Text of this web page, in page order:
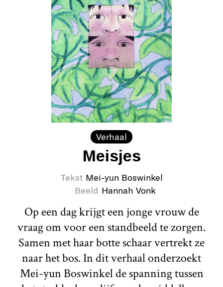
Verhaal
Meisjes
Tekst Mei-yun Boswinkel
Beeld Hannah Vonk
Op een dag krijgt een jonge vrouw de
vraag om voor een standbeeld te zorgen.
Samen met haar botte schaar vertrekt ze
naar het bos. In dit verhaal onderzoekt
Mei-yun Boswinkel de spanning tussen